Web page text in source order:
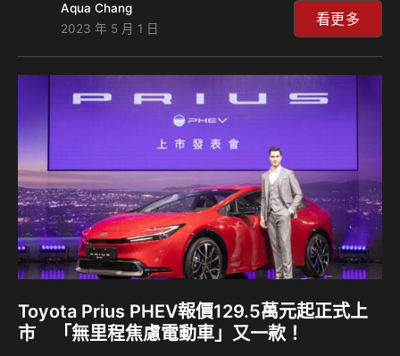
點？來聽島叔和豪哥試駕後的得報告。 Volvo C40 Recharge
狂起來像變身後的浩克 XC40、C40 Recharge擺在一起分
不清？ Opel的主力車款GrandLand終於抵台 有什麼特色？
它有哪些競品？ Toyota Mirai氫能車來台灣啦 未來真的能
落地生根？ Lexus第二台純電車RZ450e好開嗎 和Model Y
相較又有哪些不同？
Aqua Chang
2023 年 5 月 1 日
看更多
Toyota Prius PHEV報價129.5萬元起正式上
市 「無里程焦慮電動車」又一款！